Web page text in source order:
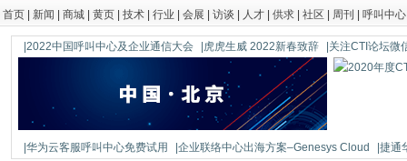
首页 新闻 商城 黄页 技术 行业 会展 访谈 人才 供求 社区 周刊 呼叫中心
|2022中国呼叫中心及企业通信大会 |虎虎生威 2022新春致辞 |关注CTI论坛微
|华为云客服呼叫中心免费试用 |企业联络中心出海方案–Genesys Cloud
|捷通